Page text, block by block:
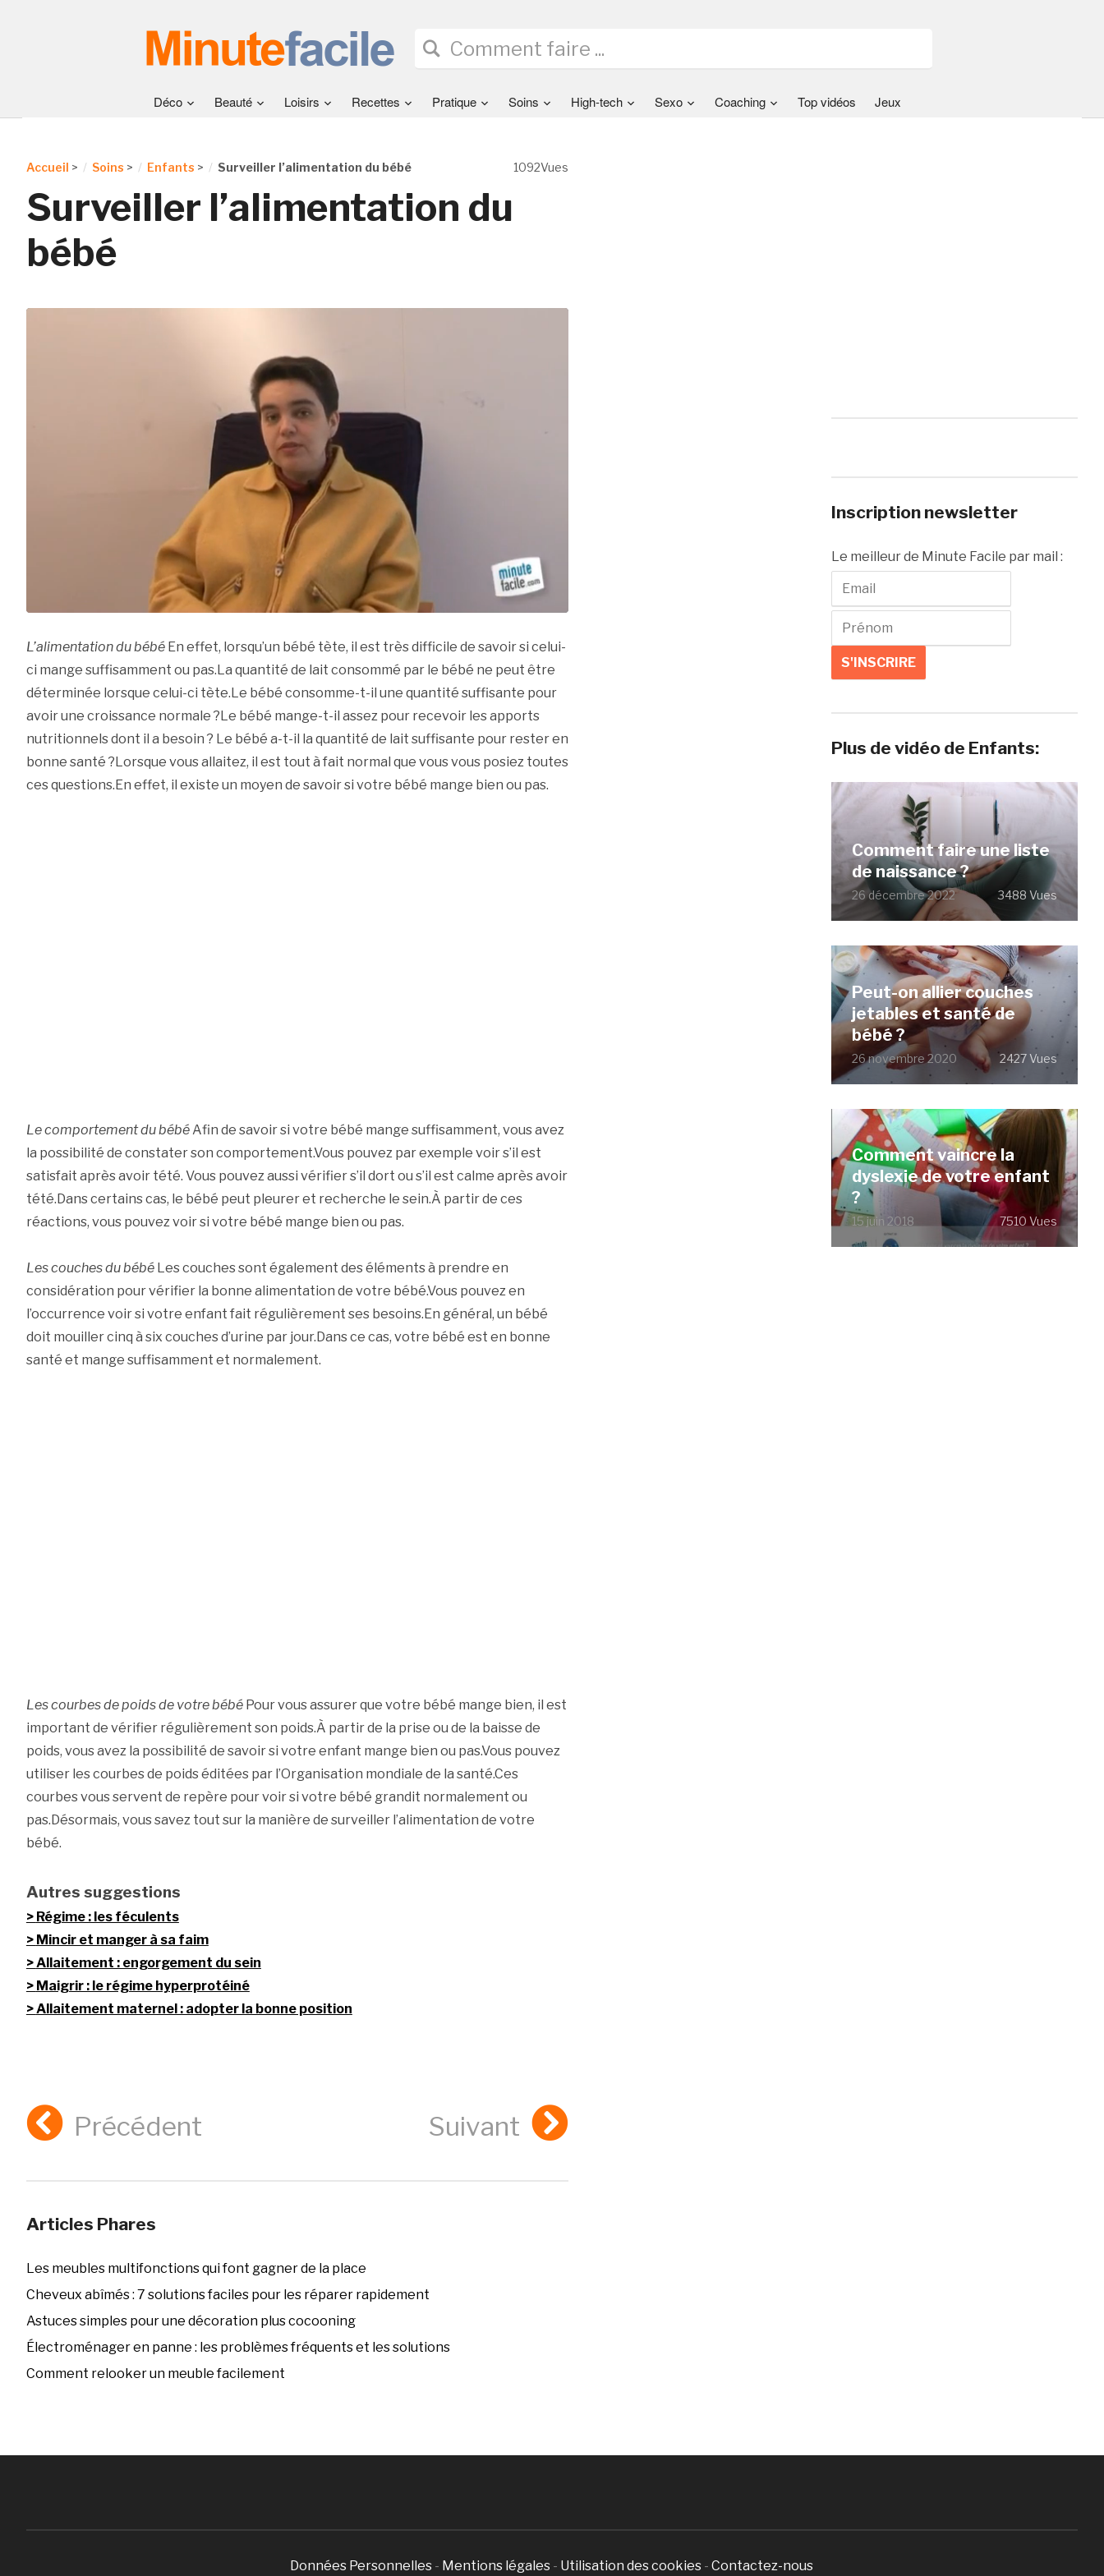
Déco Beauté Loisirs Recettes Pratique Soins High-tech Sexo Coaching Top vidéos Jeux
1092Vues
Accueil > Soins > Enfants > Surveiller l’alimentation du bébé
Surveiller l’alimentation du
bébé
L’alimentation du bébé En effet, lorsqu’un bébé tète, il est très difficile de savoir si celui-
ci mange suffisamment ou pas.La quantité de lait consommé par le bébé ne peut être
déterminée lorsque celui-ci tète.Le bébé consomme-t-il une quantité suffisante pour
avoir une croissance normale ?Le bébé mange-t-il assez pour recevoir les apports
nutritionnels dont il a besoin ? Le bébé a-t-il la quantité de lait suffisante pour rester en
bonne santé ?Lorsque vous allaitez, il est tout à fait normal que vous vous posiez toutes
ces questions.En effet, il existe un moyen de savoir si votre bébé mange bien ou pas.
Le comportement du bébéAfin de savoir si votre bébé mange suffisamment, vous avez
la possibilité de constater son comportement.Vous pouvez par exemple voir s’il est
satisfait après avoir tété. Vous pouvez aussi vérifier s’il dort ou s’il est calme après avoir
tété.Dans certains cas, le bébé peut pleurer et recherche le sein.À partir de ces
réactions, vous pouvez voir si votre bébé mange bien ou pas.
Les couches du bébé Les couches sont également des éléments à prendre en
considération pour vérifier la bonne alimentation de votre bébé.Vous pouvez en
l’occurrence voir si votre enfant fait régulièrement ses besoins.En général, un bébé
doit mouiller cinq à six couches d’urine par jour.Dans ce cas, votre bébé est en bonne
santé et mange suffisamment et normalement.
Les courbes de poids de votre bébé Pour vous assurer que votre bébé mange bien, il est
important de vérifier régulièrement son poids.À partir de la prise ou de la baisse de
poids, vous avez la possibilité de savoir si votre enfant mange bien ou pas.Vous pouvez
utiliser les courbes de poids éditées par l’Organisation mondiale de la santé.Ces
courbes vous servent de repère pour voir si votre bébé grandit normalement ou
pas.Désormais, vous savez tout sur la manière de surveiller l’alimentation de votre
bébé.
Autres suggestions
Régime : les féculents
Mincir et manger à sa faim
Allaitement : engorgement du sein
Maigrir : le régime hyperprotéiné
Allaitement maternel : adopter la bonne position
Précédent Suivant
Articles Phares
Les meubles multifonctions qui font gagner de la place
Cheveux abîmés : 7 solutions faciles pour les réparer rapidement
Astuces simples pour une décoration plus cocooning
Électroménager en panne : les problèmes fréquents et les solutions
Comment relooker un meuble facilement
Inscription newsletter
Le meilleur de Minute Facile par mail :
Plus de vidéo de Enfants:
Comment faire une liste
de naissance ?
26 décembre 2022 3488 Vues
Peut-on allier couches
jetables et santé de
bébé ?
26 novembre 2020 2427 Vues
Comment vaincre la
dyslexie de votre enfant
?
15 juin 2018 7510 Vues
Données Personnelles - Mentions légales - Utilisation des cookies -Contactez-nous